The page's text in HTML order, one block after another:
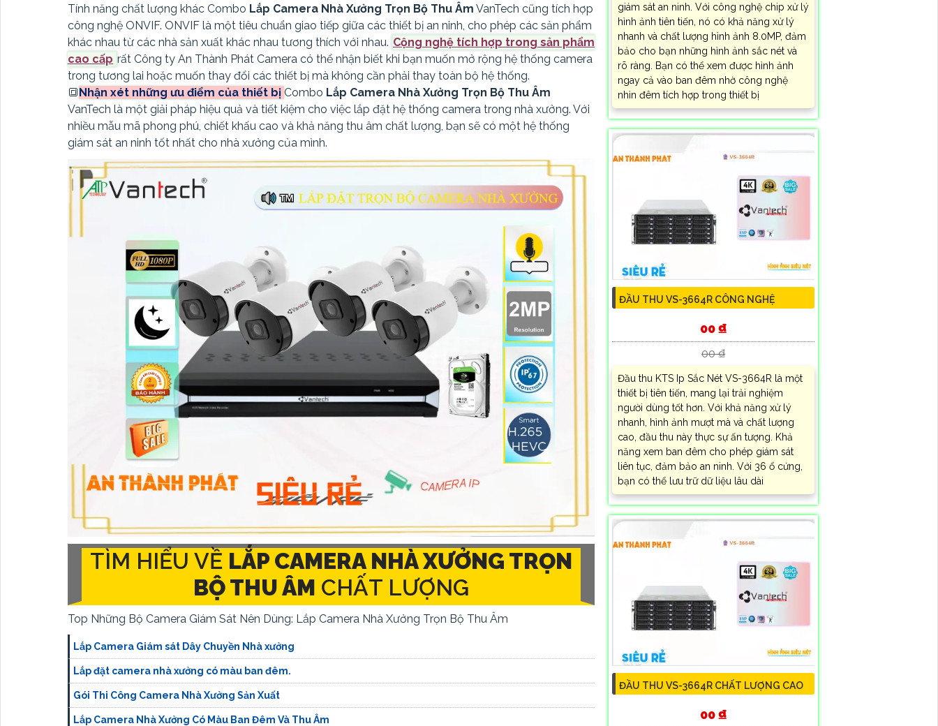
Tính năng chất lượng khác Combo Lắp Camera Nhà Xưởng Trọn Bộ Thu Âm VanTech cũng tích hợp
công nghệ ONVIF. ONVIF là một tiêu chuẩn giao tiếp giữa các thiết bị an ninh, cho phép các sản phẩm
khác nhau từ các nhà sản xuất khác nhau tương thích với nhau. Cộng nghệ tích hợp trong sản phẩm
cao cấp rất Công ty An Thành Phát Camera có thể nhận biết khi bạn muốn mở rộng hệ thống camera
trong tương lai hoặc muốn thay đổi các thiết bị mà không cần phải thay toàn bộ hệ thống.
🔳Nhận xét những ưu điểm của thiết bị Combo Lắp Camera Nhà Xưởng Trọn Bộ Thu Âm
VanTech là một giải pháp hiệu quả và tiết kiệm cho việc lắp đặt hệ thống camera trong nhà xưởng. Với
nhiều mẫu mã phong phú, chiết khấu cao và khả năng thu âm chất lượng, bạn sẽ có một hệ thống
giám sát an ninh tốt nhất cho nhà xưởng của mình.
TÌM HIỂU VỀ LẮP CAMERA NHÀ XƯỞNG TRỌN
BỘ THU ÂM CHẤT LƯỢNG
Top Những Bộ Camera Giám Sát Nên Dùng: Lắp Camera Nhà Xưởng Trọn Bộ Thu Âm
Lắp Camera Giám sát Dây Chuyền Nhà xưởng
Lắp đặt camera nhà xưởng có màu ban đêm.
Gói Thi Công Camera Nhà Xưởng Sản Xuất
Lắp Camera Nhà Xưởng Có Màu Ban Đêm Và Thu Âm
giám sát an ninh. Với công nghệ chip xử lý
hình ảnh tiên tiến, nó có khả năng xử lý
nhanh và chất lượng hình ảnh 8.0MP, đảm
bảo cho bạn những hình ảnh sắc nét và
rõ ràng. Bạn có thể xem được hình ảnh
ngay cả vào ban đêm nhờ công nghệ
nhìn đêm tích hợp trong thiết bị
ĐẦU THU VS-3664R CÔNG NGHỆ
00 ₫
00 ₫
Đầu thu KTS Ip Sắc Nét VS-3664R là một
thiết bị tiên tiến, mang lại trải nghiệm
người dùng tốt hơn. Với khả năng xử lý
nhanh, hình ảnh mượt mà và chất lượng
cao, đầu thu này thực sự ấn tượng. Khả
năng xem ban đêm cho phép giám sát
liên tục, đảm bảo an ninh. Với 36 ổ cứng,
bạn có thể lưu trữ dữ liệu lâu dài
ĐẦU THU VS-3664R CHẤT LƯỢNG CAO
00 ₫